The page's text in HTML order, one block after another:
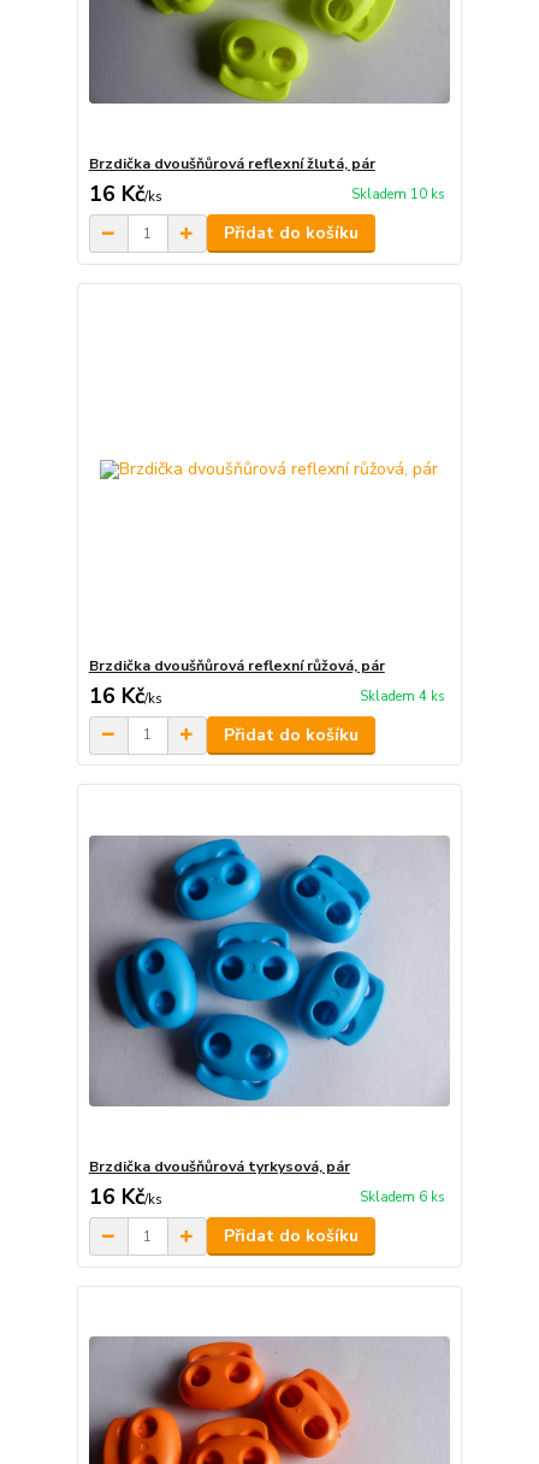
Brzdička dvoušňůrová reflexní žlutá, pár
16 Kč/ks Skladem 10 ks
Přidat do košíku
Brzdička dvoušňůrová reflexní růžová, pár
16 Kč/ks Skladem 4 ks
Přidat do košíku
Brzdička dvoušňůrová tyrkysová, pár
16 Kč/ks Skladem 6 ks
Přidat do košíku